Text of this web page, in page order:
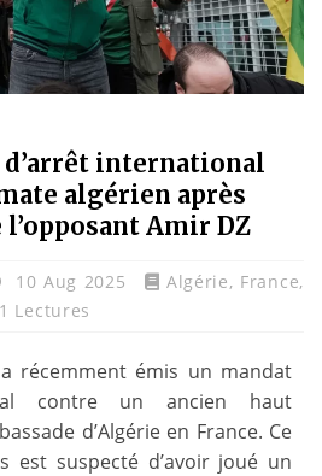
d’arrêt international
algérien après
Amir DZ
10 Aug 2025 Algérie, France,
Lectures
récemment émis un mandat
contre un ancien haut
d’Algérie en France. Ce
est suspecté d’avoir joué un